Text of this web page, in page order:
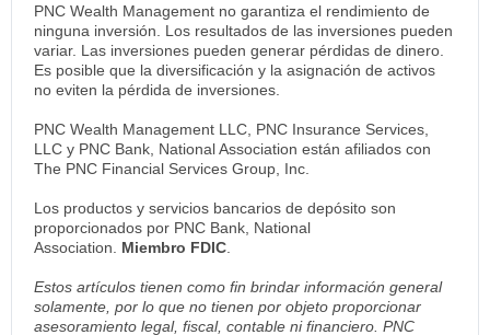
PNC Wealth Management no garantiza el rendimiento de
ninguna inversión. Los resultados de las inversiones pueden
variar. Las inversiones pueden generar pérdidas de dinero.
Es posible que la diversificación y la asignación de activos
no eviten la pérdida de inversiones.
PNC Wealth Management LLC, PNC Insurance Services,
LLC y PNC Bank, National Association están afiliados con
The PNC Financial Services Group, Inc.
Los productos y servicios bancarios de depósito son
proporcionados por PNC Bank, National
Association. Miembro FDIC
Estos artículos tienen como fin brindar información general
solamente, por lo que no tienen por objeto proporcionar
asesoramiento legal, fiscal, contable ni financiero. PNC